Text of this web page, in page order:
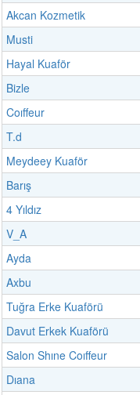
Akcan Kozmetik
Musti
Hayal Kuaför
Bizle
Coıffeur
T.d
Meydeey Kuaför
Barış
4 Yıldız
V_A
Ayda
Axbu
Tuğra Erke Kuaförü
Davut Erkek Kuaförü
Salon Shıne Coıffeur
Dıana